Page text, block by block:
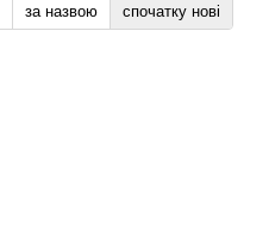
за назвою спочатку нові